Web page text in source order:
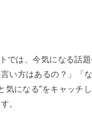
では、今気になる話
い方はあるの？」「
になる”をキャッチ
。